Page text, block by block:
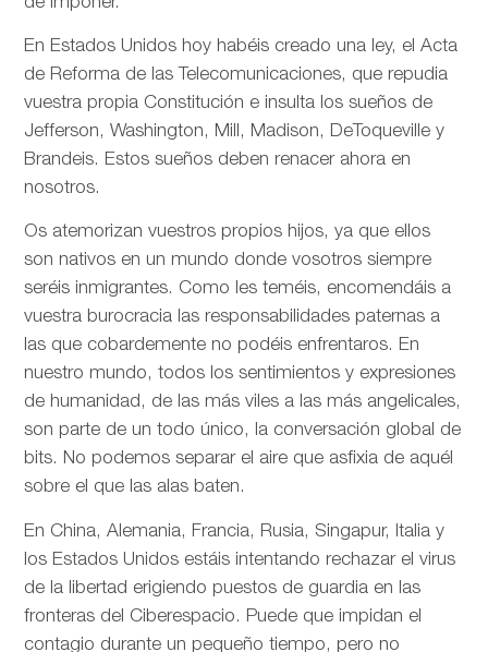
En Estados Unidos hoy habéis creado una ley, el Acta
de Reforma de las Telecomunicaciones, que repudia
vuestra propia Constitución e insulta los sueños de
Jefferson, Washington, Mill, Madison, DeToqueville y
Brandeis. Estos sueños deben renacer ahora en
nosotros.
Os atemorizan vuestros propios hijos, ya que ellos
son nativos en un mundo donde vosotros siempre
seréis inmigrantes. Como les teméis, encomendáis a
vuestra burocracia las responsabilidades paternas a
las que cobardemente no podéis enfrentaros. En
nuestro mundo, todos los sentimientos y expresiones
de humanidad, de las más viles a las más angelicales,
son parte de un todo único, la conversación global de
bits. No podemos separar el aire que asfixia de aquél
sobre el que las alas baten.
En China, Alemania, Francia, Rusia, Singapur, Italia y
los Estados Unidos estáis intentando rechazar el virus
de la libertad erigiendo puestos de guardia en las
fronteras del Ciberespacio. Puede que impidan el
contagio durante un pequeño tiempo, pero no